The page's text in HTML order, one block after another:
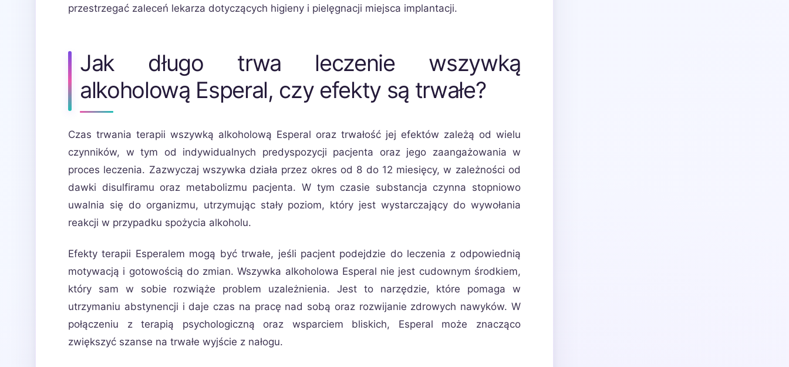
przestrzegać zaleceń lekarza dotyczących higieny i pielęgnacji miejsca implantacji.
Jak długo trwa leczenie wszywką
alkoholową Esperal, czy efekty są trwałe?
Czas trwania terapii wszywką alkoholową Esperal oraz trwałość jej efektów zależą od wielu
czynników, w tym od indywidualnych predyspozycji pacjenta oraz jego zaangażowania w
proces leczenia. Zazwyczaj wszywka działa przez okres od 8 do 12 miesięcy, w zależności od
dawki disulfiramu oraz metabolizmu pacjenta. W tym czasie substancja czynna stopniowo
uwalnia się do organizmu, utrzymując stały poziom, który jest wystarczający do wywołania
reakcji w przypadku spożycia alkoholu.
Efekty terapii Esperalem mogą być trwałe, jeśli pacjent podejdzie do leczenia z odpowiednią
motywacją i gotowością do zmian. Wszywka alkoholowa Esperal nie jest cudownym środkiem,
który sam w sobie rozwiąże problem uzależnienia. Jest to narzędzie, które pomaga w
utrzymaniu abstynencji i daje czas na pracę nad sobą oraz rozwijanie zdrowych nawyków. W
połączeniu z terapią psychologiczną oraz wsparciem bliskich, Esperal może znacząco
zwiększyć szanse na trwałe wyjście z nałogu.